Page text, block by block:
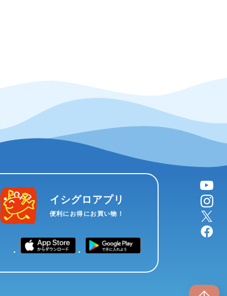
イシグロアプリ
便利にお得にお買い物！
YouTube
instagram
X
facebook